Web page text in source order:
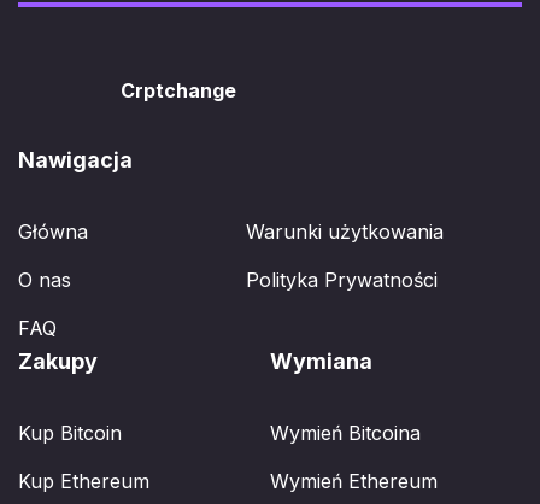
Crptchange
Nawigacja
Główna
O nas
FAQ
Warunki użytkowania
Polityka Prywatności
Zakupy
Kup Bitcoin
Kup Ethereum
Wymiana
Wymień Bitcoina
Wymień Ethereum